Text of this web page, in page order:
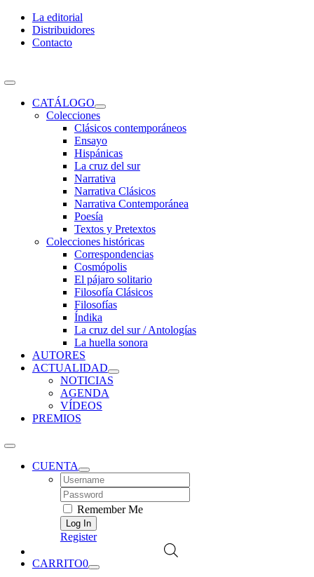
Skip
content
La editorial
Distribuidores
Contacto
Toggle
NavigationCATÁLOGO
Colecciones
Clásicos contemporáneos
Ensayo
Hispánicas
La cruz del sur
Narrativa
Narrativa Clásicos
Narrativa Contemporánea
Poesía
Textos y Pretextos
Colecciones históricas
Correspondencias
Cosmópolis
El pájaro solitario
Filosofía Clásicos
Filosofías
Índika
La cruz del sur / Antologías
La huella sonora
AUTORES
ACTUALIDAD
NOTICIAS
AGENDA
VÍDEOS
PREMIOS
CUENTA
Username:
Password:
Remember Me
Register
CARRITO0